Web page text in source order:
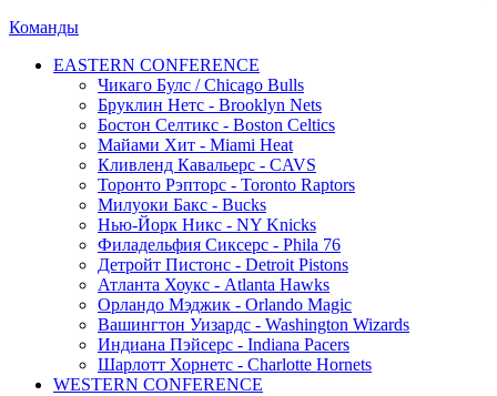
Команды
EASTERN CONFERENCE
Чикаго Булс / Chicago Bulls
Бруклин Нетс - Brooklyn Nets
Бостон Селтикс - Boston Celtics
Майами Хит - Miami Heat
Кливленд Кавальерс - CAVS
Торонто Рэпторс - Toronto Raptors
Милуоки Бакс - Bucks
Нью-Йорк Никс - NY Knicks
Филадельфия Сиксерс - Phila 76
Детройт Пистонс - Detroit Pistons
Атланта Хоукс - Atlanta Hawks
Орландо Мэджик - Orlando Magic
Вашингтон Уизардс - Washington Wizards
Индиана Пэйсерс - Indiana Pacers
Шарлотт Хорнетс - Charlotte Hornets
WESTERN CONFERENCE